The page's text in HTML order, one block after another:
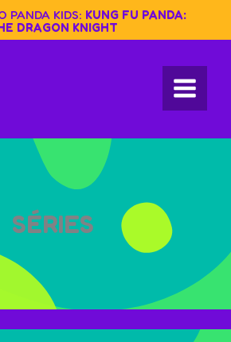
PANDA KIDS: KUNG FU PANDA:
DRAGON KNIGHT
SÉRIES